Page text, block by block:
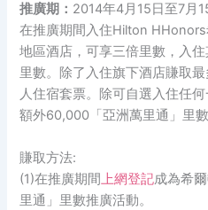
推廣期： 2014年4月15日至7月
在推廣期間入住Hilton
地區酒店，可享三倍里數，入
里數。除了入住旗下酒店賺取
人住宿套票。除可自選入住任
額外60,000「亞洲萬里通」里數
賺取方法:
(1)在推廣期間上網登記成為希
里通」里數推廣活動。